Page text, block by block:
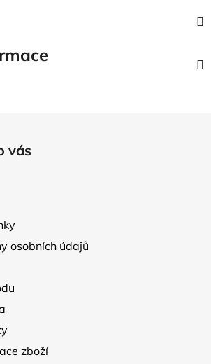
vás
osobních údajů
zboží